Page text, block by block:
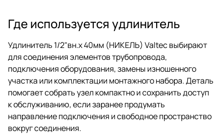
Где используется удлинитель
Удлинитель 1/2"вн.х 40мм (НИКЕЛЬ) Valtec выбирают
для соединения элементов трубопровода,
подключения оборудования, замены изношенного
участка или комплектации монтажного набора. Деталь
помогает собрать узел компактно и сохранить доступ
к обслуживанию, если заранее продумать
направление подключения и свободное пространство
вокруг соединения.